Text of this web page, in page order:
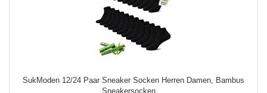
SukModen 12/24 Paar Sneaker Socken Herren Damen, Bambus
Sneakersocken ...